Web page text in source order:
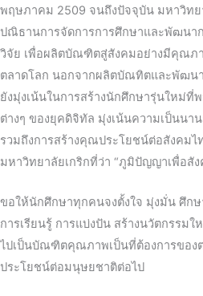
พฤษภาคม 2509 จนถึงปัจจุบัน มหาวิท
ปณิธานการจัดการการศึกษาและพัฒนาก
วิจัย เพื่อผลิตบัณฑิตสู่สังคมอย่างมีคุณภ
ตลาดโลก นอกจากผลิตบัณทิตและพัฒน
ยังมุ่งเน้นในการสร้างนักศึกษารุ่นใหม่ที่
ต่างๆ ของยุคดิจิทัล มุ่งเน้นความเป็นนา
รวมถึงการสร้างคุณประโยชน์ต่อสังคม
มหาวิทยาลัยเกริกที่ว่า “ภูมิปัญญาเพื่อสัง
ขอให้นักศึกษาทุกคนจงตั้งใจ มุ่งมั่น ศึกษ
การเรียนรู้ การแบ่งปัน สร้างนวัตกรรม
ไปเป็นบัณฑิตคุณภาพเป็นที่ต้องการของ
ประโยชน์ต่อมนุษยชาติต่อไป